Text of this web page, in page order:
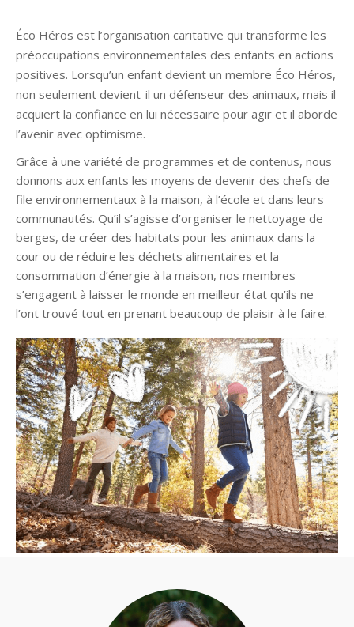
Éco Héros est l’organisation caritative qui transforme les
préoccupations environnementales des enfants en actions
positives. Lorsqu’un enfant devient un membre Éco Héros,
non seulement devient-il un défenseur des animaux, mais il
acquiert la confiance en lui nécessaire pour agir et il aborde
l’avenir avec optimisme.
Grâce à une variété de programmes et de contenus, nous
donnons aux enfants les moyens de devenir des chefs de
file environnementaux à la maison, à l’école et dans leurs
communautés. Qu’il s’agisse d’organiser le nettoyage de
berges, de créer des habitats pour les animaux dans la
cour ou de réduire les déchets alimentaires et la
consommation d’énergie à la maison, nos membres
s’engagent à laisser le monde en meilleur état qu’ils ne
l’ont trouvé tout en prenant beaucoup de plaisir à le faire.